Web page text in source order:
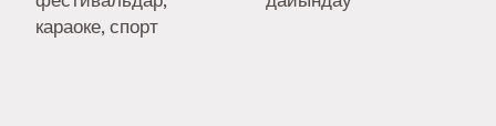
караоке, спорт